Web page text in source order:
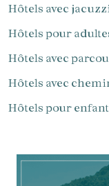
Hôtels avec
Hôtels pour
Hôtels avec
Hôtels avec
Hôtels pour